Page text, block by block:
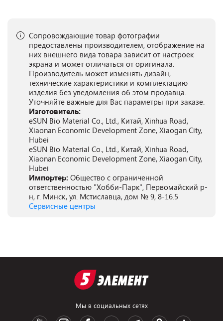
Сопровождающие товар фотографии
предоставлены производителем, отображение на
них внешнего вида товара зависит от настроек
экрана и может отличаться от оригинала.
Производитель может изменять дизайн,
технические характеристики и комплектацию
изделия без уведомления об этом продавца.
Уточняйте важные для Вас параметры при заказе.
Изготовитель:
eSUN Bio Material Co., Ltd., Китай, Xinhua Road,
Xiaonan Economic Development Zone, Xiaogan City,
Hubei
eSUN Bio Material Co., Ltd., Китай, Xinhua Road,
Xiaonan Economic Development Zone, Xiaogan City,
Hubei
Импортер: Общество с ограниченной
ответственностью "Хобби-Парк", Первомайский р-
н, г. Минск, ул. Мстиславца, дом № 9, 8-16.5
Сервисные центры
Мы в социальных сетях